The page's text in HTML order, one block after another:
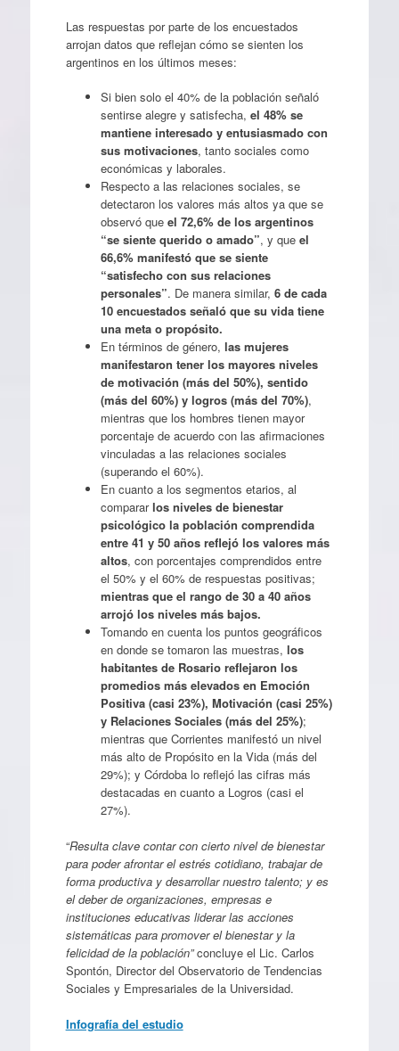
Las respuestas por parte de los encuestados
arrojan datos que reflejan cómo se sienten los
argentinos en los últimos meses:
Si bien solo el 40% de la población señaló
sentirse alegre y satisfecha, el 48% se
mantiene interesado y entusiasmado con
sus motivaciones, tanto sociales como
económicas y laborales.
Respecto a las relaciones sociales, se
detectaron los valores más altos ya que se
observó que el 72,6% de los argentinos
“se siente querido o amado”, y que el
66,6% manifestó que se siente
“satisfecho con sus relaciones
personales”. De manera similar, 6 de cada
10 encuestados señaló que su vida tiene
una meta o propósito.
En términos de género, las mujeres
manifestaron tener los mayores niveles
de motivación (más del 50%), sentido
(más del 60%) y logros (más del 70%),
mientras que los hombres tienen mayor
porcentaje de acuerdo con las afirmaciones
vinculadas a las relaciones sociales
(superando el 60%).
En cuanto a los segmentos etarios, al
compararlos niveles de bienestar
psicológico la población comprendida
entre 41 y 50 años reflejó los valores más
altos, con porcentajes comprendidos entre
el 50% y el 60% de respuestas positivas;
mientras que el rango de 30 a 40 años
arrojó los niveles más bajos.
Tomando en cuenta los puntos geográficos
en donde se tomaron las muestras, los
habitantes de Rosario reflejaron los
promedios más elevados en Emoción
Positiva (casi 23%), Motivación (casi 25%)
y Relaciones Sociales (más del 25%);
mientras que Corrientes manifestó un nivel
más alto de Propósito en la Vida (más del
29%); y Córdoba lo reflejó las cifras más
destacadas en cuanto a Logros (casi el
27%).
“Resulta clave contar con cierto nivel de bienestar
para poder afrontar el estrés cotidiano, trabajar de
forma productiva y desarrollar nuestro talento; y es
el deber de organizaciones, empresas e
instituciones educativas liderar las acciones
sistemáticas para promover el bienestar y la
felicidad de la población”concluye el Lic. Carlos
Spontón, Director del Observatorio de Tendencias
Sociales y Empresariales de la Universidad.
Infografía del estudio